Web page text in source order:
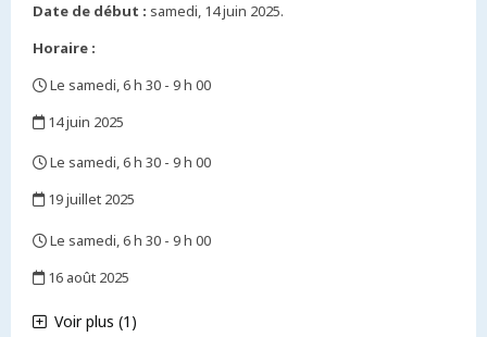
Date de début : samedi, 14 juin 2025.
Horaire :
Le samedi, 6 h 30 - 9 h 00
14 juin 2025
Le samedi, 6 h 30 - 9 h 00
19 juillet 2025
Le samedi, 6 h 30 - 9 h 00
16 août 2025
Voir plus (1)